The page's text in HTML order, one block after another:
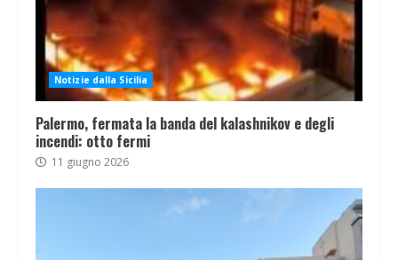
Notizie dalla Sicilia
Palermo, fermata la banda del kalashnikov e degli
incendi: otto fermi
11 giugno 2026